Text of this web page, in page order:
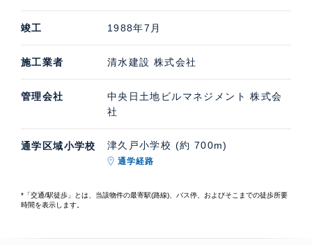
竣工 1988年7月
施工業者 清水建設 株式会社
管理会社
中央日土地ビルマネジメント 株式会
社
通学区域小学校 津久戸小学校 (約 700m)
通学経路
*「交通/駅徒歩」とは、当該物件の最寄駅(路線)、バス停、およびそこまでの徒歩所要
時間を表示します。